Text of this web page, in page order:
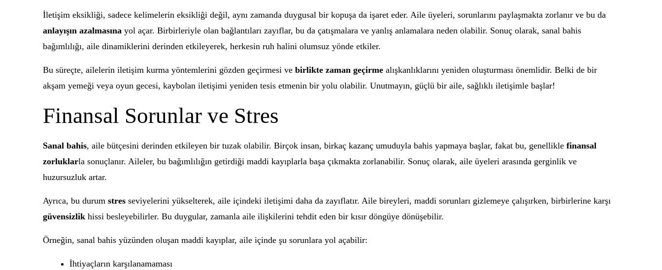
İletişim eksikliği, sadece kelimelerin eksikliği değil, aynı zamanda duygusal bir kopuşa da işaret eder. Aile üyeleri, sorunlarını paylaşmakta zorlanır ve bu da
anlayışın azalmasına yol açar. Birbirleriyle olan bağlantıları zayıflar, bu da çatışmalara ve yanlış anlamalara neden olabilir. Sonuç olarak, sanal bahis
bağımlılığı, aile dinamiklerini derinden etkileyerek, herkesin ruh halini olumsuz yönde etkiler.
Bu süreçte, ailelerin iletişim kurma yöntemlerini gözden geçirmesi ve birlikte zaman geçirme alışkanlıklarını yeniden oluşturması önemlidir. Belki de bir
akşam yemeği veya oyun gecesi, kaybolan iletişimi yeniden tesis etmenin bir yolu olabilir. Unutmayın, güçlü bir aile, sağlıklı iletişimle başlar!
Finansal Sorunlar ve Stres
Sanal bahis, aile bütçesini derinden etkileyen bir tuzak olabilir. Birçok insan, birkaç kazanç umuduyla bahis yapmaya başlar, fakat bu, genellikle finansal
zorluklarla sonuçlanır. Aileler, bu bağımlılığın getirdiği maddi kayıplarla başa çıkmakta zorlanabilir. Sonuç olarak, aile üyeleri arasında gerginlik ve
huzursuzluk artar.
Ayrıca, bu durum stres seviyelerini yükselterek, aile içindeki iletişimi daha da zayıflatır. Aile bireyleri, maddi sorunları gizlemeye çalışırken, birbirlerine karşı
güvensizlik hissi besleyebilirler. Bu duygular, zamanla aile ilişkilerini tehdit eden bir kısır döngüye dönüşebilir.
Örneğin, sanal bahis yüzünden oluşan maddi kayıplar, aile içinde şu sorunlara yol açabilir:
İhtiyaçların karşılanamaması